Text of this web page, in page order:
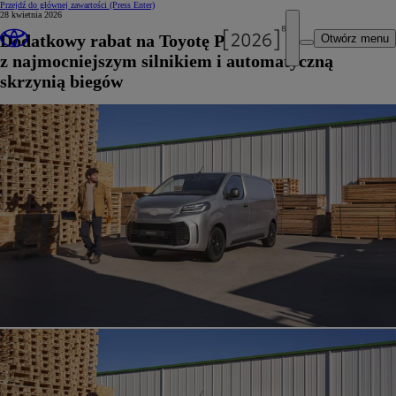
Przejdź do głównej zawartości (Press Enter)
Otwórz menu
28 kwietnia 2026
Dodatkowy rabat na Toyotę PROACE
z najmocniejszym silnikiem i automatyczną
skrzynią biegów